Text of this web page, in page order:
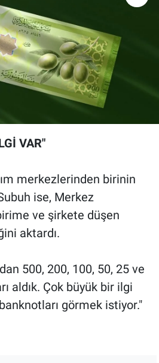
VAR"
merkezlerinden birinin
ise, Merkez
ve şirkete düşen
aktardı.
500, 200, 100, 50, 25 ve
aldık. Çok büyük bir ilgi
görmek istiyor."